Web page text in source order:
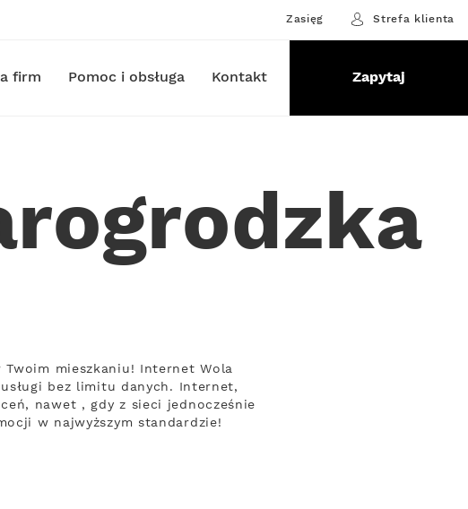
Zasięg Strefa klienta
firm Pomoc i obsługa Kontakt Zapytaj
mieszkaniu! Internet Wola
bez limitu danych. Internet,
nawet , gdy z sieci jednocześnie
w najwyższym standardzie!